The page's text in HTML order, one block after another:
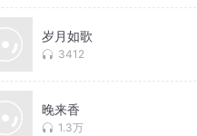
岁月如歌
3412
晚来香
1.3万